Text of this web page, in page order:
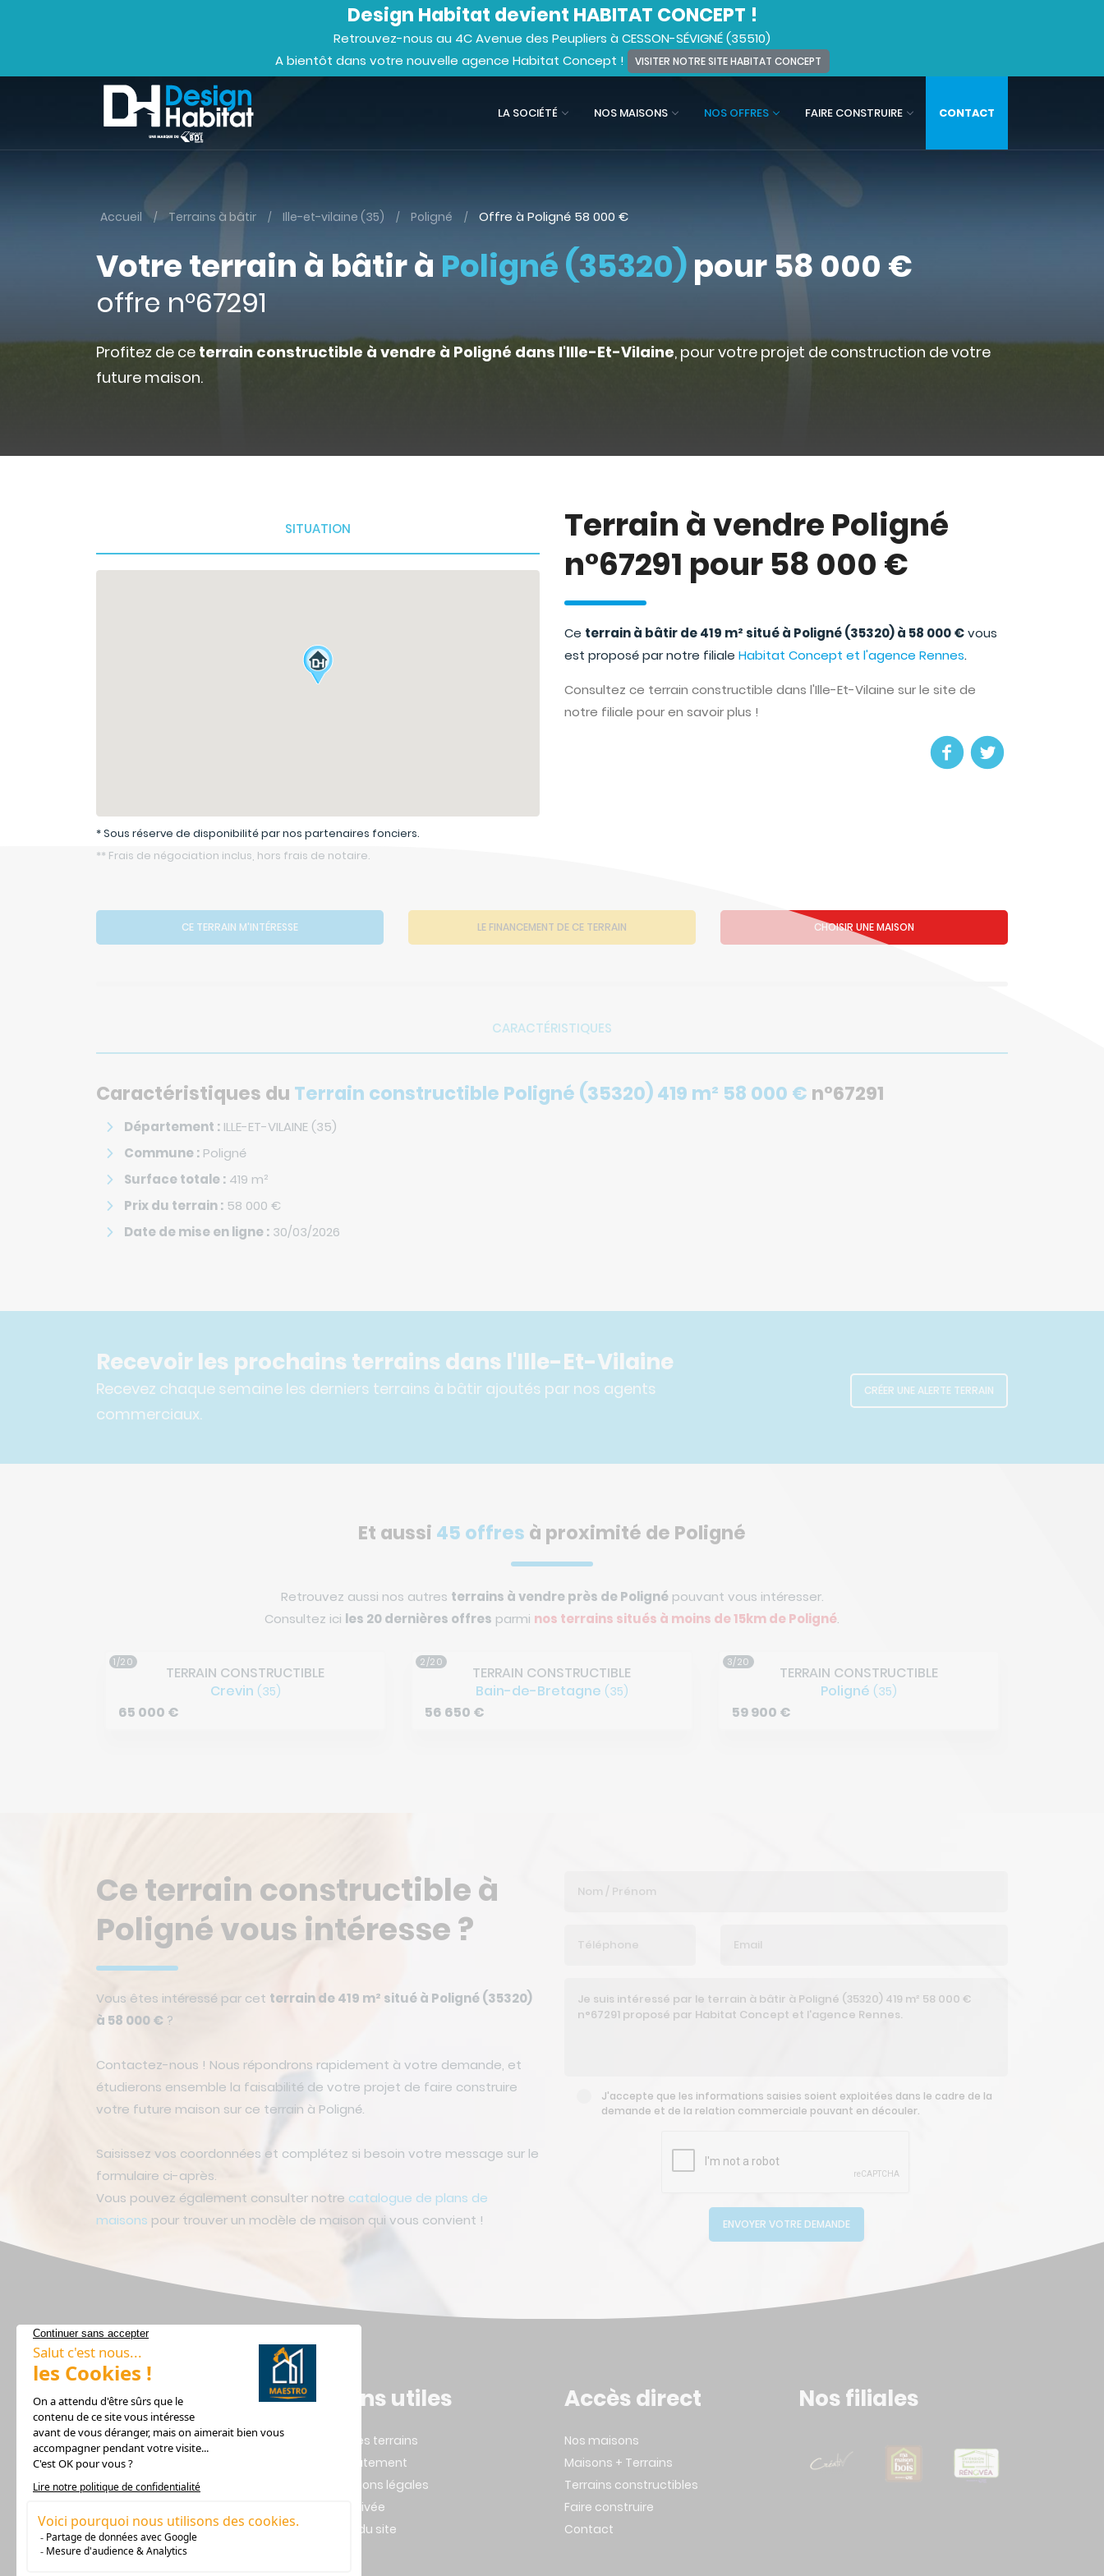
Design Habitat devient HABITAT CONCEPT !
Retrouvez-nous au 4C Avenue des Peupliers à CESSON-SÉVIGNÉ (35510)
A bientôt dans votre nouvelle agence Habitat Concept !
VISITER NOTRE SITE HABITAT CONCEPT
LA SOCIÉTÉ NOS MAISONS NOS OFFRES FAIRE CONSTRUIRE CONTACT
Accueil Terrains à bâtir Ille-et-vilaine (35) Poligné Offre à Poligné 58 000 €
Votre terrain à bâtir à Poligné (35320)pour 58 000 €
offre n°67291
Profitez de ce terrain constructible à vendre à Poligné dans l'Ille-Et-Vilaine, pour votre projet de construction de votre
future maison.
Terrain à vendre Poligné
n°67291 pour 58 000 €
Ce terrain à bâtir de 419 m² situé à Poligné (35320) à 58 000 €vous
est proposé par notre filiale Habitat Concept et l'agence Rennes.
Consultez ce terrain constructible dans l'Ille-Et-Vilaine sur le site de
notre filiale pour en savoir plus !
SITUATION
* Sous réserve de disponibilité par nos partenaires fonciers.
** Frais de négociation inclus, hors frais de notaire.
CE TERRAIN M'INTÉRESSE LE FINANCEMENT DE CE TERRAIN CHOISIR UNE MAISON
CARACTÉRISTIQUES
Caractéristiques du Terrain constructible Poligné (35320) 419 m² 58 000 € n°67291
Département : ILLE-ET-VILAINE (35)
Commune : Poligné
Surface totale : 419 m²
Prix du terrain : 58 000 €
Date de mise en ligne : 30/03/2026
Recevoir les prochains terrains dans l'Ille-Et-Vilaine
Recevez chaque semaine les derniers terrains à bâtir ajoutés par nos agents
commerciaux.
CRÉER UNE ALERTE TERRAIN
Et aussi 45 offres à proximité de Poligné
Retrouvez aussi nos autres terrains à vendre près de Polignépouvant vous intéresser.
Consultez ici les 20 dernières offres parmi nos terrains situés à moins de 15km de Poligné.
2/20
TERRAIN CONSTRUCTIBLE
Bain-de-Bretagne
56 650 €
3/20
TERRAIN CONSTRUCTIBLE
Poligné(35)
59 900 €
4/20
TERRAIN CONSTRUCTIBLE
Poligné (35)
64 000 €
Ce terrain constructible à
Poligné vous intéresse ?
Vous êtes intéressé par cet terrain de 419 m² situé à Poligné (35320)
à 58 000 € ?
Contactez-nous ! Nous répondrons rapidement à votre demande, et
étudierons ensemble la faisabilité de votre projet de faire construire
votre future maison sur ce terrain à Poligné.
Saisissez vos coordonnées et complétez si besoin votre message sur le
formulaire ci-après.
Vous pouvez également consulter notre catalogue de plans de
maisons pour trouver un modèle de maison qui vous convient !
J'accepte que les informations saisies soient exploitées dans le cadre de la
demande et de la relation commerciale pouvant en découler.
ENVOYER VOTRE DEMANDE
Design Habitat, Constructeur
de votre maison dans les Pays
de la Loire depuis plus de 20
ans.
Liens utiles
Alertes terrains
Recrutement
Mentions légales
Vie privée
Plan du site
Accès direct
Nos maisons
Maisons + Terrains
Terrains constructibles
Faire construire
Contact
Nos filiales